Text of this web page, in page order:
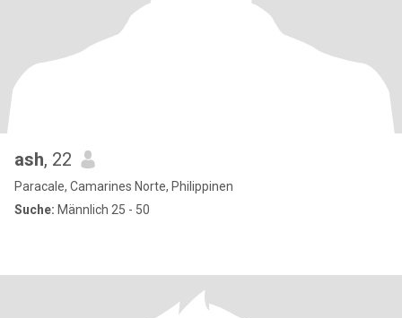
ash, 22
Paracale, Camarines Norte, Philippinen
Suche: Männlich 25 - 50